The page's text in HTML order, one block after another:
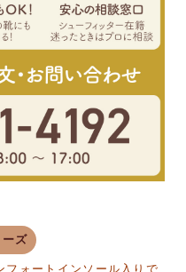
ズ
フォートインソール入りで